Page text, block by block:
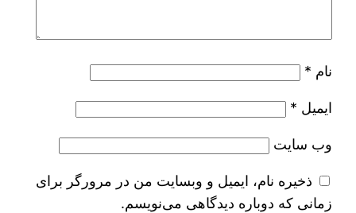
نام *
ایمیل *
وب‌ سایت
ذخیره نام، ایمیل و وبسایت من در مرورگر برای
زمانی که دوباره دیدگاهی می‌نویسم.